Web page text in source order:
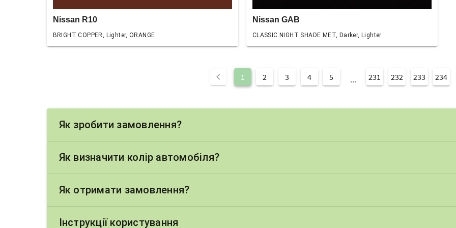
Nissan R10
BRIGHT COPPER, Lighter, ORANGE
Nissan GAB
CLASSIC NIGHT SHADE MET, Darker, Lighter
chevron_left 1 2 3 4 5 ... 231 232 233 234
Як зробити замовлення?
Як визначити колір автомобіля?
Як отримати замовлення?
Інструкції користування